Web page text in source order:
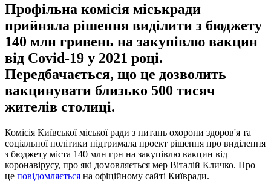
Профільна комісія міськради
прийняла рішення виділити з бюджету
140 млн гривень на закупівлю вакцин
від Covid-19 у 2021 році.
Передбачається, що це дозволить
вакцинувати близько 500 тисяч
жителів столиці.
Комісія Київської міської ради з питань охорони здоров'я та
соціальної політики підтримала проект рішення про виділення
з бюджету міста 140 млн грн на закупівлю вакцин від
коронавірусу, про які домовляється мер Віталій Кличко. Про
це повідомляється на офіційному сайті Київради.